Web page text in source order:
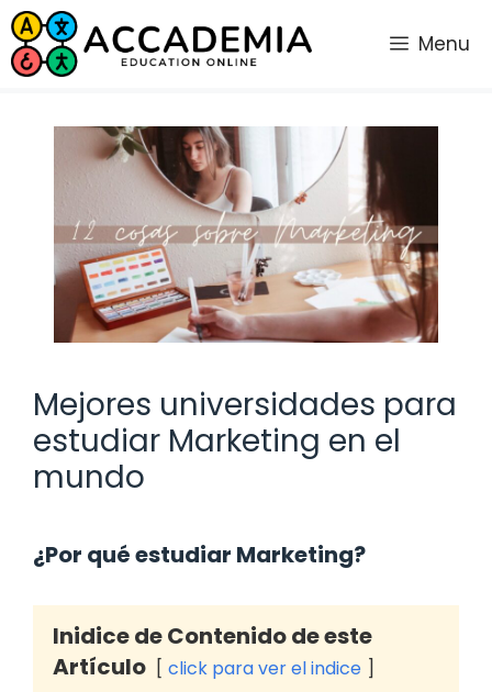
Saltar
al
contenido
Menu
Mejores universidades para
estudiar Marketing en el
mundo
¿Por qué estudiar Marketing?
Inidice de Contenido de este
Artículo
click para ver el indice